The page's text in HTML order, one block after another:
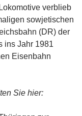
verblieb
sowjetischen
(DR) der
ins Jahr 1981
Eisenbahn
Sie hier: